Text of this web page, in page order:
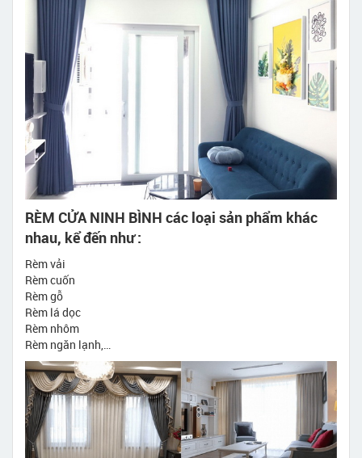
RÈM CỬA NINH BÌNH các loại sản phẩm khác
nhau, kể đến như :
Rèm vải
Rèm cuốn
Rèm gỗ
Rèm lá dọc
Rèm nhôm
Rèm ngăn lạnh,…